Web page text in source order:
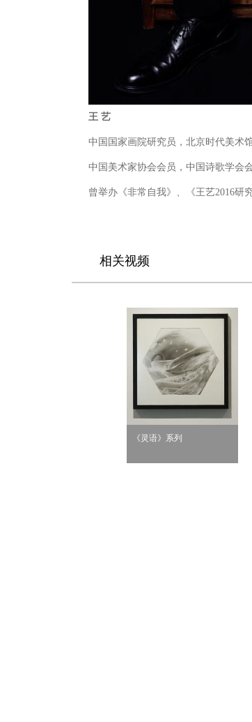
王 艺
中国国家画院研究员，北京时代美术
中国美术家协会会员，中国诗歌学会会
曾举办《非常自我》、《王艺2016研
相关视频
《灵语》系列